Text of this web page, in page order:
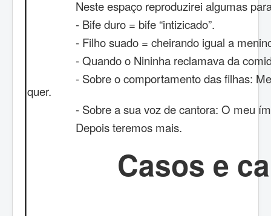
Neste espaço reproduzirei algumas para
- Bife duro = bife “intizicado”.
- Filho suado = cheirando igual a menino
- Quando o Nininha reclamava da comida:
- Sobre o comportamento das filhas:
quer.
- Sobre a sua voz de cantora: O meu
Depois teremos mais.
Casos e